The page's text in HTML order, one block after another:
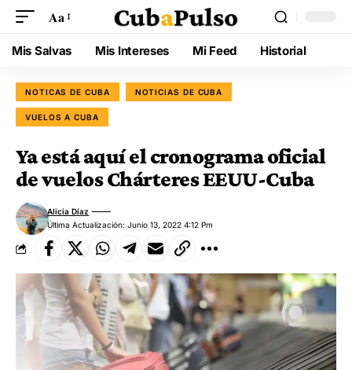
Aa
Mis Salvas Mis Intereses Mi Feed Historial
NOTICAS DE CUBA NOTICIAS DE CUBA
VUELOS A CUBA
Ya está aquí el cronograma oficial
de vuelos Chárteres EEUU-Cuba
Última Actualización: Junio 13, 2022 4:12 Pm
Alicia Díaz